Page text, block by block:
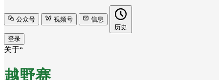
公众号 视频号
信息
历史
登录
关于“
越野赛